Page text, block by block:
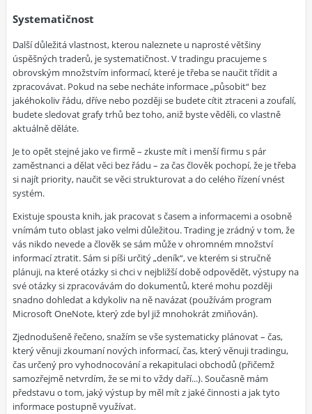
Systematičnost
Další důležitá vlastnost, kterou naleznete u naprosté většiny
úspěšných traderů, je systematičnost. V tradingu pracujeme s
obrovským množstvím informací, které je třeba se naučit třídit a
zpracovávat. Pokud na sebe necháte informace „působit“ bez
jakéhokoliv řádu, dříve nebo později se budete cítit ztraceni a zoufalí,
budete sledovat grafy trhů bez toho, aniž byste věděli, co vlastně
aktuálně děláte.
Je to opět stejné jako ve firmě – zkuste mít i menší firmu s pár
zaměstnanci a dělat věci bez řádu – za čas člověk pochopí, že je třeba
si najít priority, naučit se věci strukturovat a do celého řízení vnést
systém.
Existuje spousta knih, jak pracovat s časem a informacemi a osobně
vnímám tuto oblast jako velmi důležitou. Trading je zrádný v tom, že
vás nikdo nevede a člověk se sám může v ohromném množství
informací ztratit. Sám si píši určitý „deník“, ve kterém si stručně
plánuji, na které otázky si chci v nejbližší době odpovědět, výstupy na
své otázky si zpracovávám do dokumentů, které mohu později
snadno dohledat a kdykoliv na ně navázat (používám program
Microsoft OneNote, který zde byl již mnohokrát zmiňován).
Zjednodušeně řečeno, snažím se vše systematicky plánovat – čas,
který věnuji zkoumaní nových informací, čas, který věnuji tradingu,
čas určený pro vyhodnocování a rekapitulaci obchodů (přičemž
samozřejmě netvrdím, že se mi to vždy daří...). Současně mám
představu o tom, jaký výstup by měl mít z jaké činnosti a jak tyto
informace postupně využívat.